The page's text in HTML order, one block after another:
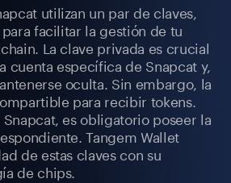
utilizan un par de claves,
facilitar la gestión de tu
La clave privada es crucial
cuenta específica de Snapcat y,
oculta. Sin embargo, la
para recibir tokens.
Snapcat, es obligatorio poseer la
Tangem Wallet
de estas claves con su
de chips.